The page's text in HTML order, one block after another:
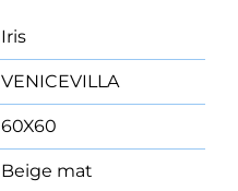
Iris
VENICEVILLA
60X60
Beige mat